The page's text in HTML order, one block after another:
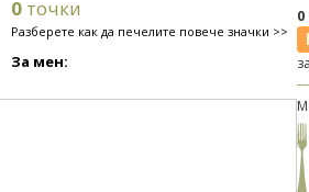
0 точки
Разберете как да печелите повече значки >>
За мен: